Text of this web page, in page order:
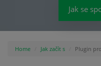
Jak se
Home Jak začít s Plugin